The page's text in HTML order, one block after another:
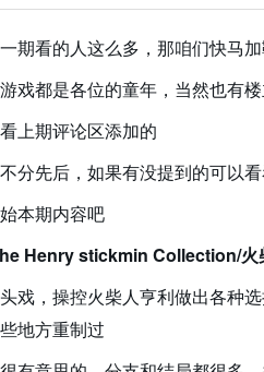
期看的人这么多，那咱们快马
戏都是各位的童年，当然也有
上期评论区添加的
分先后，如果有没提到的可以
本期内容吧
Henry stickmin Collection/火
戏，操控火柴人亨利做出各种
地方重制过